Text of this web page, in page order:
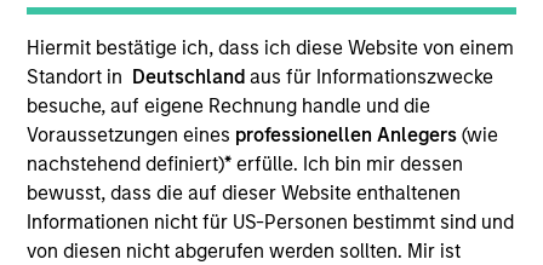
Hiermit bestätige ich, dass ich diese Website von einem
Standort in Deutschland aus für Informationszwecke
besuche, auf eigene Rechnung handle und die
Voraussetzungen eines professionellen Anlegers(wie
nachstehend definiert)* erfülle. Ich bin mir dessen
bewusst, dass die auf dieser Website enthaltenen
Informationen nicht für US-Personen bestimmt sind und
von diesen nicht abgerufen werden sollten. Mir ist
Audrey is a research analyst on the Emerging
Markets Equity team focusing on global
macroeconomic and thematic research. She joined
Morgan Stanley in 2022 and has 3 years of
investment experience. She previously was an
analyst on the MSIM Global Listed Real Assets